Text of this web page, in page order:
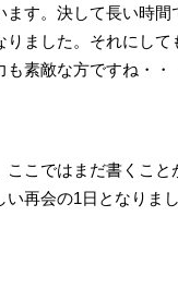
ます。決して長い時間
りました。それにして
素敵な方ですね・・
ここではまだ書くこと
再会の1日となりまし